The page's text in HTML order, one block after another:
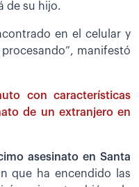
de su hijo.
en el celular y
manifestó
con características
de un extranjero en
asesinato en Santa
que ha encendido las